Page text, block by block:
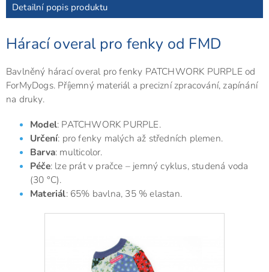
Detailní popis produktu
Hárací overal pro fenky od FMD
Bavlněný hárací overal pro fenky PATCHWORK PURPLE od
ForMyDogs. Příjemný materiál a precizní zpracování, zapínání
na druky.
Model: PATCHWORK PURPLE.
Určení: pro fenky malých až středních plemen.
Barva: multicolor.
Péče: lze prát v pračce – jemný cyklus, studená voda
(30 °C).
Materiál: 65% bavlna, 35 % elastan.